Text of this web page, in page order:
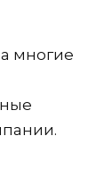
многие